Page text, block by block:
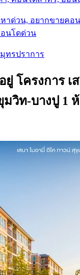
าด่วน, อยากขายคอ
นโดด่วน
ทรปราการ
โครงการ เ
วิท-บางปู 1